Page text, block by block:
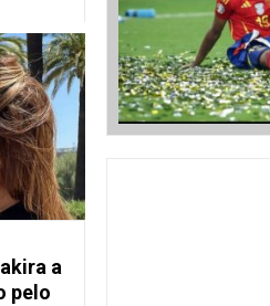
a
pelo